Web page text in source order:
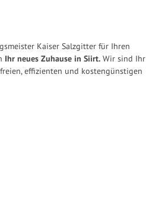
Kaiser Salzgitter für Ihren
Ihr neues Zuhause in Siirt. Wir sind Ihr
effizienten und kostengünstigen